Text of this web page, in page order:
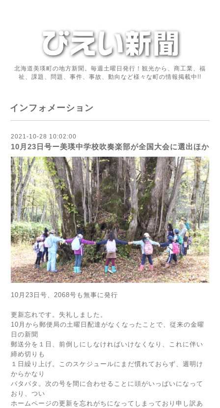
北海道美瑛町の地方新聞。毎週土曜日発行！観光から、商工業、福
祉、課題、問題、事件、事故、動向など様々な町の情報掲載中!!
インフォメーション
2021-10-28 10:02:00
10月23日号ー美瑛中学校吹奏楽部が全国大会に選出ほか
10月23日号、2068号も無事に発行
更新忘れです。失礼しました。
10月から郵便局の土曜日配達がなくなったことで、従来の金曜
日の新聞
郵送分を１日、前倒しにしなければいけなくなり、これに伴い
締め切りも
１日繰り上げ。このスケジュールにまだ慣れておらず、週明け
からかなり
バタバタ。次の号を間に合わせることに頭がいっぱいになって
おり、つい
ホームページの更新を忘れがちになってしまっており申し訳あ